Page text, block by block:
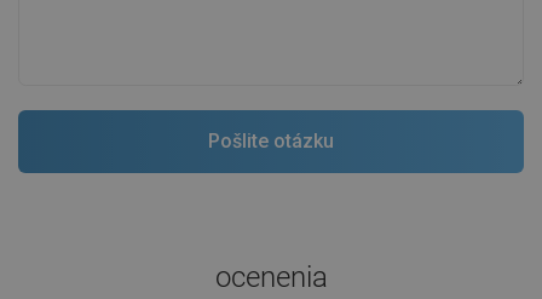
ocenenia